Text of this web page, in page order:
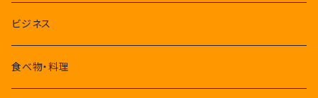
7-9月
10-12月
ビジネス
食べ物・料理